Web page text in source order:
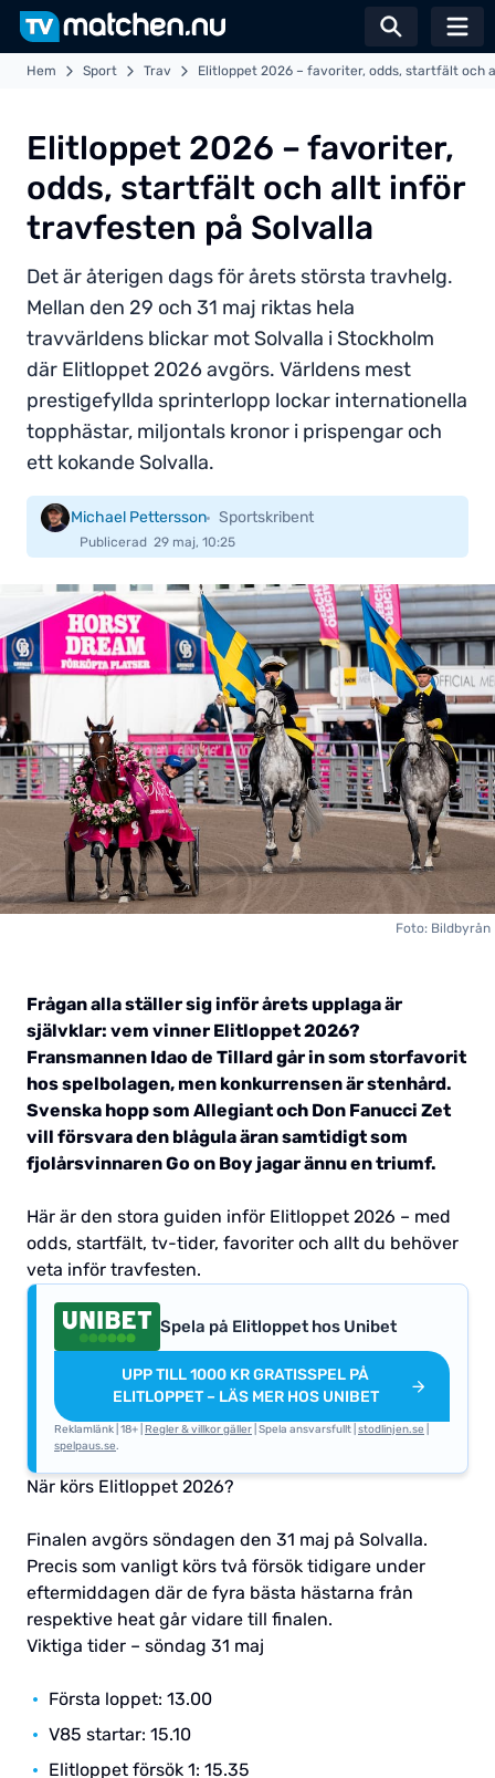
Växla
Hem Sport Trav Elitloppet 2026 – favoriter, odds, startfält och
Elitloppet 2026 – favoriter,
odds, startfält och allt inför
travfesten på Solvalla
Det är återigen dags för årets största travhelg.
Mellan den 29 och 31 maj riktas hela
travvärldens blickar mot Solvalla i Stockholm
där Elitloppet 2026 avgörs. Världens mest
prestigefyllda sprinterlopp lockar internationella
topphästar, miljontals kronor i prispengar och
ett kokande Solvalla.
Michael Pettersson Sportskribent
Publicerad 29 maj, 10:25
Foto: Bildbyrån
Frågan alla ställer sig inför årets upplaga är
självklar: vem vinner Elitloppet 2026?
Fransmannen Idao de Tillard går in som storfavorit
hos spelbolagen, men konkurrensen är stenhård.
Svenska hopp som Allegiant och Don Fanucci Zet
vill försvara den blågula äran samtidigt som
fjolårsvinnaren Go on Boy jagar ännu en triumf.
Här är den stora guiden inför Elitloppet 2026 – med
odds, startfält, tv-tider, favoriter och allt du behöver
veta inför travfesten.
Spela på Elitloppet hos Unibet
UPP TILL 1000 KR GRATISSPEL PÅ
ELITLOPPET – LÄS MER HOS UNIBET
Reklamlänk | 18+ | Regler & villkor gäller | Spela ansvarsfullt | stodlinjen.se
spelpaus.se.
När körs Elitloppet 2026?
Finalen avgörs söndagen den 31 maj på Solvalla.
Precis som vanligt körs två försök tidigare under
eftermiddagen där de fyra bästa hästarna från
respektive heat går vidare till finalen.
Viktiga tider – söndag 31 maj
Första loppet: 13.00
V85 startar: 15.10
Elitloppet försök 1: 15.35